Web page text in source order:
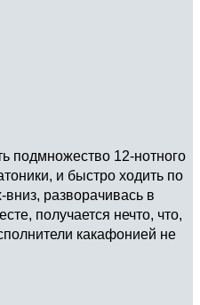
подмножество 12-нотного
и быстро ходить по
разворачивась в
получается нечто, что,
какафонией не